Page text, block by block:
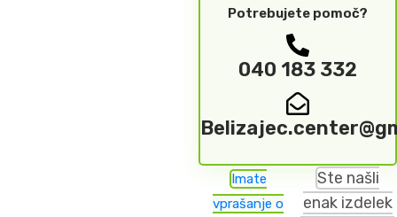
Potrebujete pomoč?
040 183 332
Imate
vprašanje o
Ste našli
enak izdelek